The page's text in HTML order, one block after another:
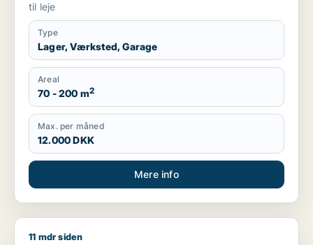
til leje
Type
Lager, Værksted, Garage
Areal
70 - 200 m2
Max. per måned
12.000 DKK
Mere info
Jeg søger kontor, værksted, erhvervsgrund eller
11 mdr siden